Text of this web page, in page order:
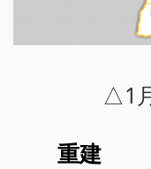
△1
重建